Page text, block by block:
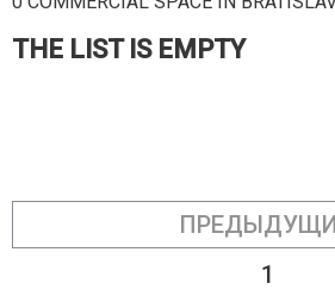
THE LIST IS EMPTY
1